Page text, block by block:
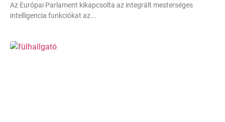
Az Európai Parlament kikapcsolta az integrált mesterséges
intelligencia funkciókat az